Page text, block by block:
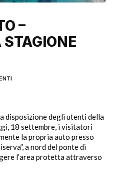
–
disposizione degli utenti della
18 settembre, i visitatori
la propria auto presso
a nord del ponte di
l’area protetta attraverso